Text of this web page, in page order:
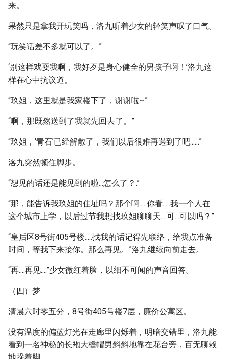
来。
果然只是拿我开玩笑吗，洛九听着少女的轻笑声叹了口气。
“玩笑话差不多就可以了。”
‘别这样戏耍我啊，我好歹是身心健全的男孩子啊！’洛九这
样在心中抗议道。
“玖姐，这里就是我家楼下了，谢谢啦~”
“啊，那既然送到了我就先回去了。”
“玖姐，‘青石’已经解散了，我们以后很难再遇到了吧......”
洛九突然顿住脚步。
“想见的话还是能见到的啦...怎么了？.”
“那，能告诉我玖姐的住址吗？那个啊.....你看.....我一个人在
这个城市上学，以后过节我想找玖姐聊聊天....可...可以吗？”
“皇后区8号街405号楼.....找我的话记得先联络，给我点准备
时间，等我下来接你。那么再见。”洛九继续向前走去。
“再....再见....”少女微红着脸，以细不可闻的声音回答。
（四）梦
清晨六时零五分，8号街405号楼7层，廉价公寓区。
没有温度的偏蓝灯光在走廊里闪烁着，明暗交错里，洛九能
看到一名神秘的长袍大檐帽男斜斜地靠在花台旁，百无聊赖